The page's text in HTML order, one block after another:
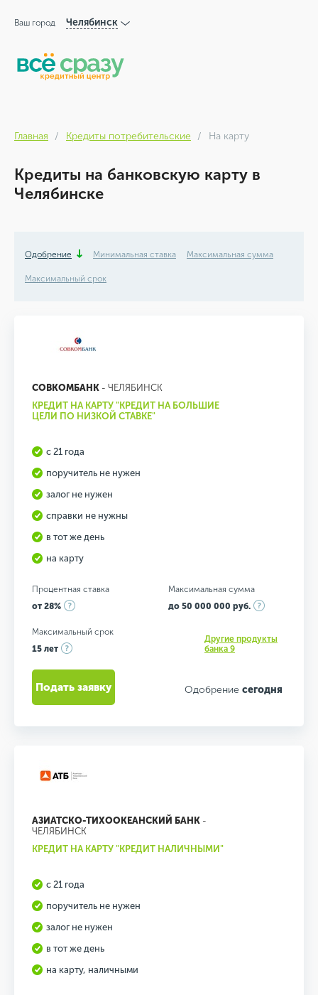
Ваш город Челябинск
Главная Кредиты потребительские На карту
Кредиты на банковскую карту в
Челябинске
Одобрение Минимальная ставка Максимальная сумма
Максимальный срок
СОВКОМБАНК - ЧЕЛЯБИНСК
КРЕДИТ НА КАРТУ "КРЕДИТ НА БОЛЬШИЕ
ЦЕЛИ ПО НИЗКОЙ СТАВКЕ"
с 21 года
поручитель не нужен
залог не нужен
справки не нужны
в тот же день
на карту
Процентная ставка
от 28%
Максимальная сумма
до 50 000 000 руб.
Максимальный срок
15 лет
Другие продукты
банка 9
Одобрение сегодня
Подать заявку
АЗИАТСКО-ТИХООКЕАНСКИЙ БАНК -
ЧЕЛЯБИНСК
КРЕДИТ НА КАРТУ "КРЕДИТ НАЛИЧНЫМИ"
с 21 года
поручитель не нужен
залог не нужен
в тот же день
на карту, наличными